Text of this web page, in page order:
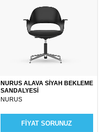
NURUS ALAVA SİYAH BEKLEME
SANDALYESİ
NURUS
FIYAT SORUNUZ